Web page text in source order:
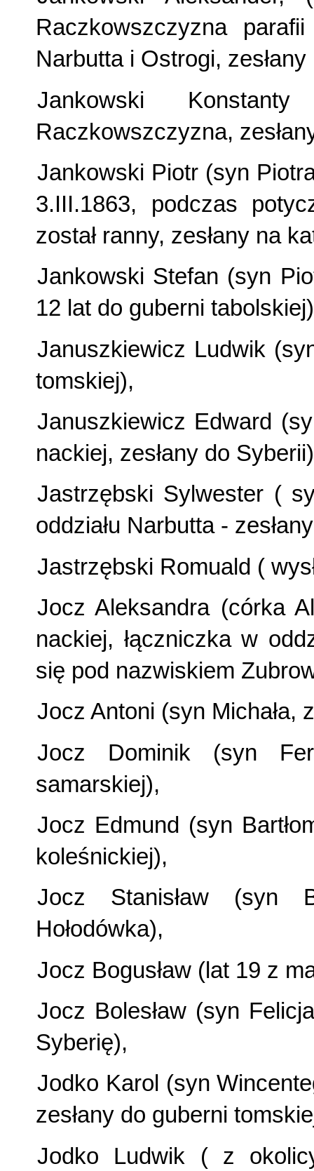
Raczkowszczyzna
Narbutta i Ostrogi,
Jankowski
Raczkowszczyzna,
Jankowski Piotr (syn
3.III.1863, podczas
został ranny, zesłany na
Jankowski Stefan (syn
12 lat do guberni
Januszkiewicz Ludwik
tomskiej),
Januszkiewicz Edward
nackiej, zesłany do
Jastrzębski Sylwester (
oddziału Narbutta -
Jastrzębski Romuald (
Jocz Aleksandra (córka
nackiej, łączniczka w
się pod nazwiskiem
Jocz Antoni (syn Michała,
Jocz Dominik (syn
samarskiej),
Jocz Edmund (syn
koleśnickiej),
Jocz Stanisław (syn
Hołodówka),
Jocz Bogusław (lat 19 z
Jocz Bolesław (syn
Syberię),
Jodko Karol (syn
zesłany do guberni
Jodko Ludwik ( z